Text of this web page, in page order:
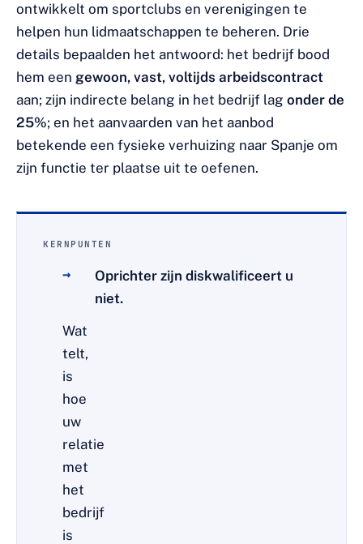
ontwikkelt om sportclubs en verenigingen te
helpen hun lidmaatschappen te beheren. Drie
details bepaalden het antwoord: het bedrijf bood
hem een gewoon, vast, voltijds arbeidscontract
aan; zijn indirecte belang in het bedrijf lag onder de
25%; en het aanvaarden van het aanbod
betekende een fysieke verhuizing naar Spanje om
zijn functie ter plaatse uit te oefenen.
KERNPUNTEN
Oprichter zijn diskwalificeert u
niet.
Wat
telt,
is
hoe
uw
relatie
met
het
bedrijf
is